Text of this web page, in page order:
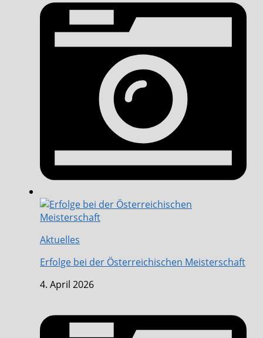
Aktuelles
Erfolge bei der Österreichischen Meisterschaft
4. April 2026